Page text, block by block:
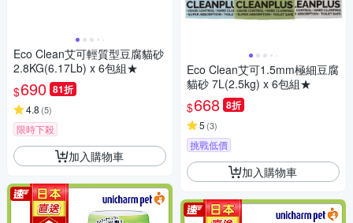
Eco Clean艾可輕質型豆腐貓砂
2.8KG(6.17Lb) x 6包組★
$690 81折
4.8 (5)
限時下殺
加入購物車
Eco Clean艾可1.5mm極細豆腐
貓砂 7L(2.5kg) x 6包組★
$668 8折
5 (3)
挑戰低價
加入購物車